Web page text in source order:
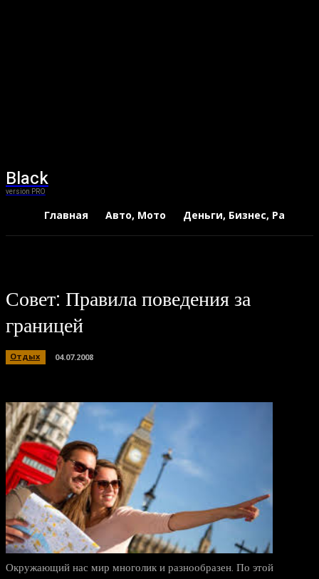
Black
version PRO
Главная Авто, Мото Деньги, Бизнес, Работа
Совет: Правила поведения за
границей
Отдых 04.07.2008
Окружающий нас мир многолик и разнообразен. По этой